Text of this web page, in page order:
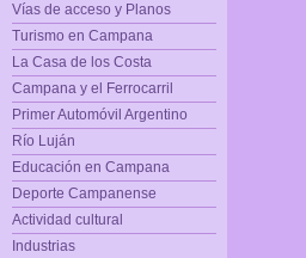
Vías de acceso y Planos
Turismo en Campana
La Casa de los Costa
Campana y el Ferrocarril
Primer Automóvil Argentino
Río Luján
Educación en Campana
Deporte Campanense
Actividad cultural
Industrias